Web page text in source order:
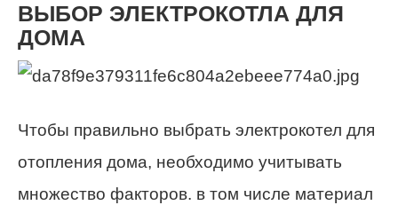
ВЫБОР ЭЛЕКТРОКОТЛА ДЛЯ
ДОМА
Чтобы правильно выбрать электрокотел для
отопления дома, необходимо учитывать
множество факторов. в том числе материал